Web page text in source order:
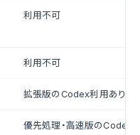
利用不可
利用不可
拡張版のCodex利用あり（制
優先処理・高速版のCodex